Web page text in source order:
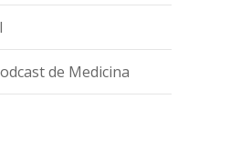
de Medicina